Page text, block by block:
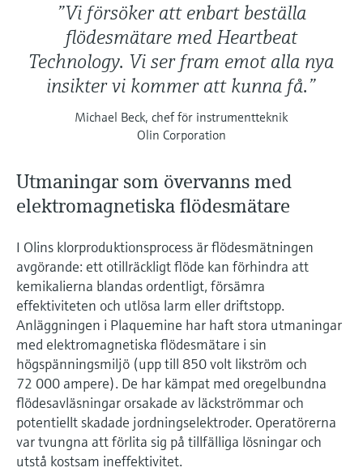
”Vi försöker att enbart beställa
flödesmätare med Heartbeat
Technology. Vi ser fram emot alla nya
insikter vi kommer att kunna få.”
Michael Beck, chef för instrumentteknik
Olin Corporation
Utmaningar som övervanns med
elektromagnetiska flödesmätare
I Olins klorproduktionsprocess är flödesmätningen
avgörande: ett otillräckligt flöde kan förhindra att
kemikalierna blandas ordentligt, försämra
effektiviteten och utlösa larm eller driftstopp.
Anläggningen i Plaquemine har haft stora utmaningar
med elektromagnetiska flödesmätare i sin
högspänningsmiljö (upp till 850 volt likström och
72 000 ampere). De har kämpat med oregelbundna
flödesavläsningar orsakade av läckströmmar och
potentiellt skadade jordningselektroder. Operatörerna
var tvungna att förlita sig på tillfälliga lösningar och
utstå kostsam ineffektivitet.